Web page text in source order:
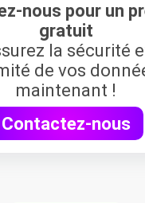
nous pour un
gratuit
la sécurité
de vos
maintenant !
Contactez-nous